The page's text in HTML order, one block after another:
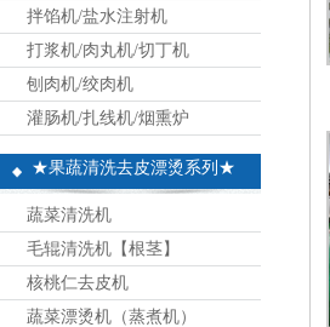
拌馅机/盐水注射机
打浆机/肉丸机/切丁机
刨肉机/绞肉机
灌肠机/扎线机/烟熏炉
★果蔬清洗去皮漂烫系列★
蔬菜清洗机
毛辊清洗机【根茎】
核桃仁去皮机
蔬菜漂烫机（蒸煮机）